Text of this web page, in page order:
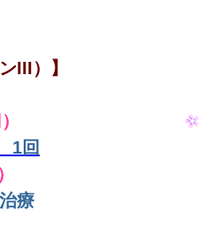
III）】
1回
治療